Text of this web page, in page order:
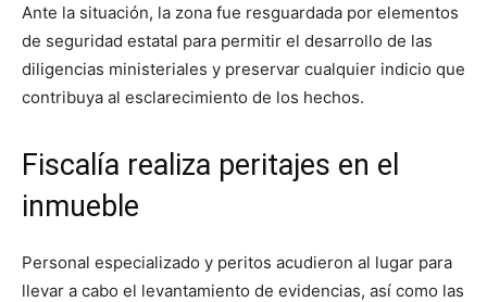
Ante la situación, la zona fue resguardada por elementos
de seguridad estatal para permitir el desarrollo de las
diligencias ministeriales y preservar cualquier indicio que
contribuya al esclarecimiento de los hechos.
Fiscalía realiza peritajes en el
inmueble
Personal especializado y peritos acudieron al lugar para
llevar a cabo el levantamiento de evidencias, así como las